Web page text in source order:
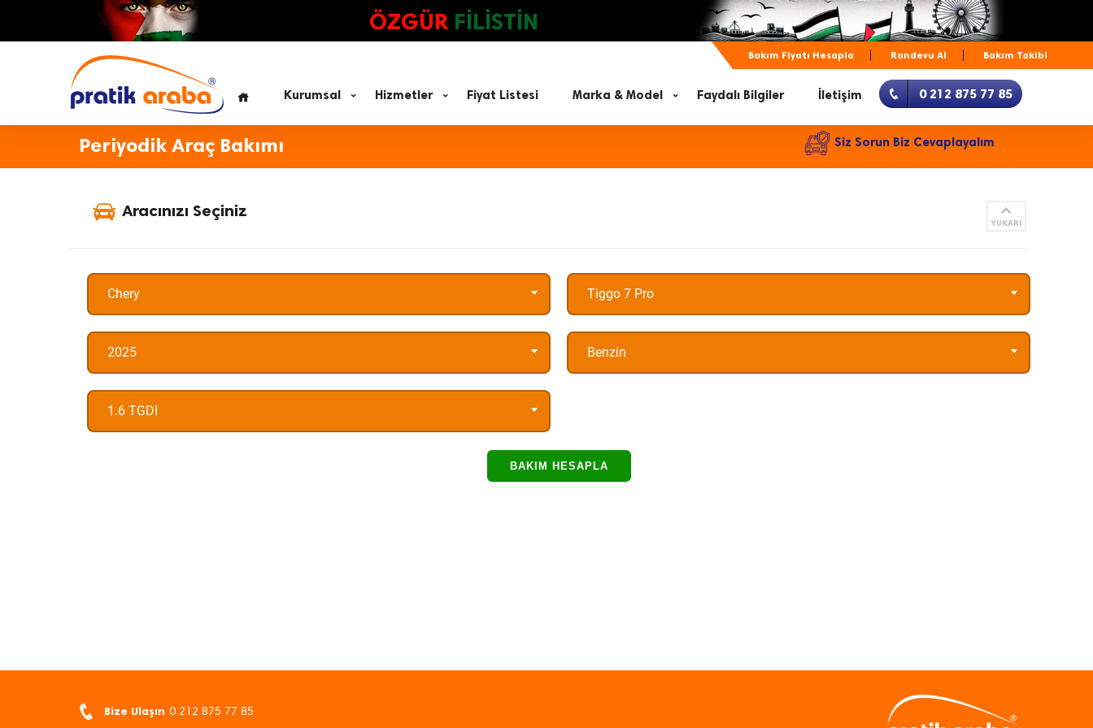
ÖZGÜR FİLİSTİN
Bakım Fiyatı Hesapla Randevu Al Bakım Takibi
Kurumsal Hizmetler Fiyat Listesi Marka & Model Faydalı Bilgiler İletişim 0 212 875 77 85
Periyodik Araç Bakımı Siz Sorun Biz Cevaplayalım
Aracınızı Seçiniz
YUKARI
Chery Tiggo 7 Pro
2025 Benzin
1.6 TGDI
BAKIM HESAPLA
Bize Ulaşın 0 212 875 77 85